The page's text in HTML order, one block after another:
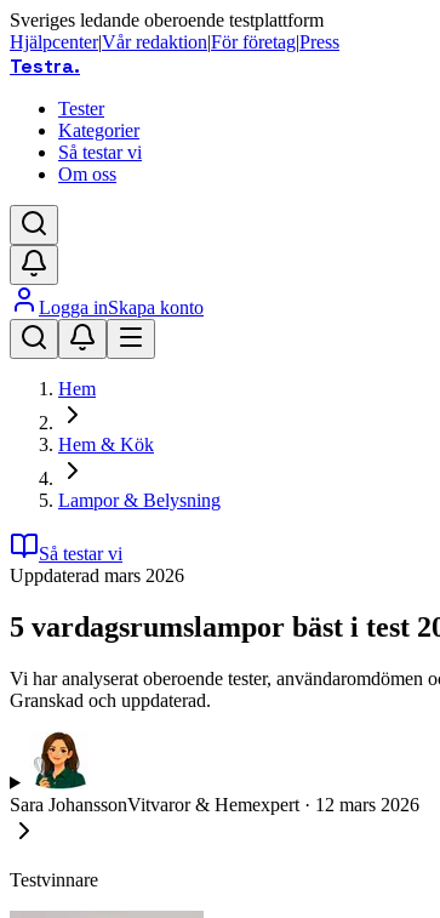
Sveriges ledande oberoende testplattform
Hjälpcenter|Vår redaktion|För företag|Press
Testra.
Tester
Kategorier
Så testar vi
Om oss
Logga inSkapa konto
Hem
Hem & Kök
Lampor & Belysning
Så testar vi
Uppdaterad mars 2026
5 vardagsrumslampor bäst i test
Vi har analyserat oberoende tester,
Granskad och uppdaterad.
Sara JohanssonVitvaror & Hemexpert · 12 mars 2026
Testvinnare